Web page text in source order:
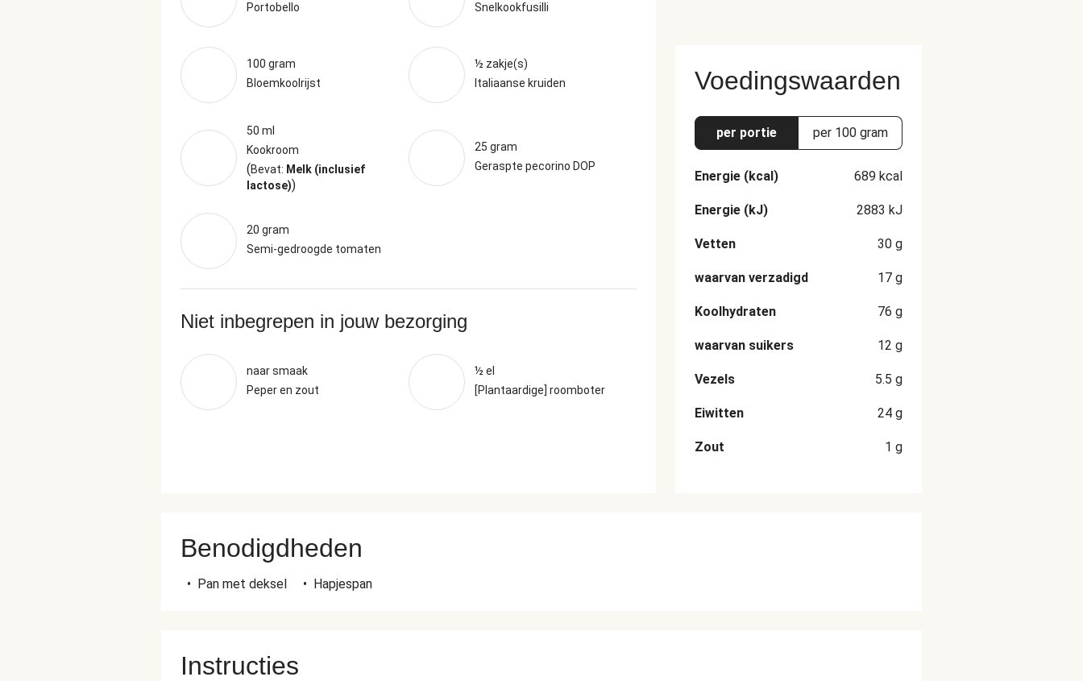
Portobello
Snelkookfusilli
100 gram
Bloemkoolrijst
½ zakje(s)
Italiaanse kruiden
50 ml
Kookroom
(Bevat: Melk (inclusief
lactose))
25 gram
Geraspte pecorino DOP
20 gram
Semi-gedroogde tomaten
Niet inbegrepen in jouw bezorging
naar smaak
Peper en zout
½ el
[Plantaardige] roomboter
Voedingswaarden
per portie per 100 gram
Energie (kcal) 689 kcal
Energie (kJ) 2883 kJ
Vetten 30 g
waarvan verzadigd 17 g
Koolhydraten 76 g
waarvan suikers 12 g
Vezels 5.5 g
Eiwitten 24 g
Zout 1 g
Benodigdheden
• Pan met deksel • Hapjespan
Instructies